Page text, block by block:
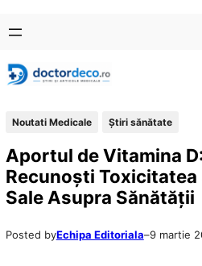
conținut
content
Noutati Medicale Ştiri sănătate
Aportul de Vitamina
Recunoști
Sale Asupra Sănătății
Posted byEchipa Editoriala–9 martie